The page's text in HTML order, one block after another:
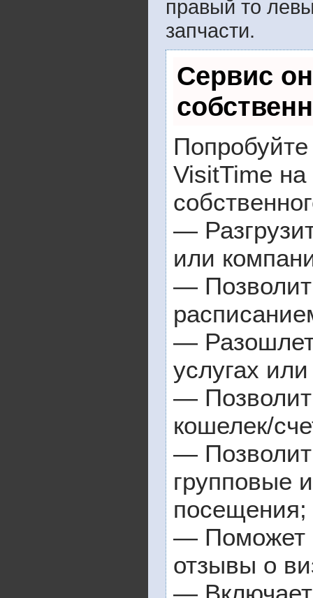
правый то
запчасти.
Сервис
VisitTime
—
или
— Позволит
—
услугах
— Позволит
кошелек/
— Позволит
групповые
посещения;
— Поможет
отзывы о